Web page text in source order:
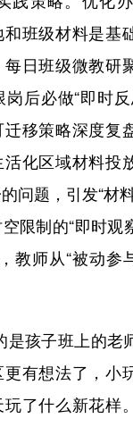
班级材料是基
日班级微教研
后必做“即时
移策略深度复
化区域材料投
问题，引发“材
限制的“即时
教师从“被动参
孩子班上的老
有想法了，小
了什么新花样